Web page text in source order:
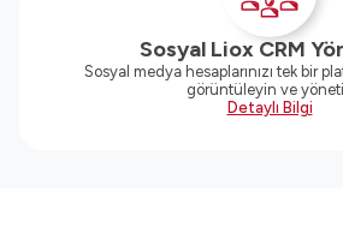
Sosyal Liox CRM
Sosyal medya hesaplarınızı tek bir
görüntüleyin ve
Detaylı Bilgi